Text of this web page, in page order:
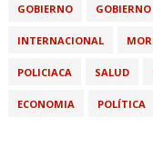
GOBIERNO
INTERNACIONAL
POLICIACA SALUD
ECONOMIA POLÍTICA